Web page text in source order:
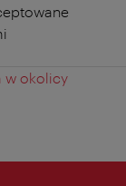
w okolicy